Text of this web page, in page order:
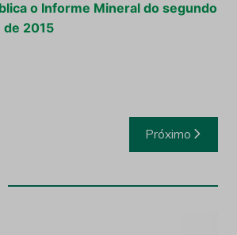
o Informe Mineral do segundo
2015
Próximo